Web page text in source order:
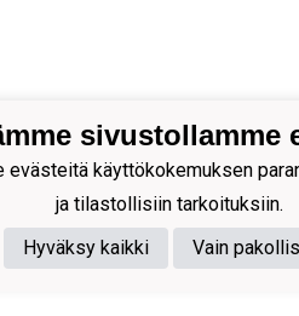
sivustollamme
evästeitä käyttökokemuksen
ja tilastollisiin tarkoituksiin.
Hyväksy kaikki
Vain